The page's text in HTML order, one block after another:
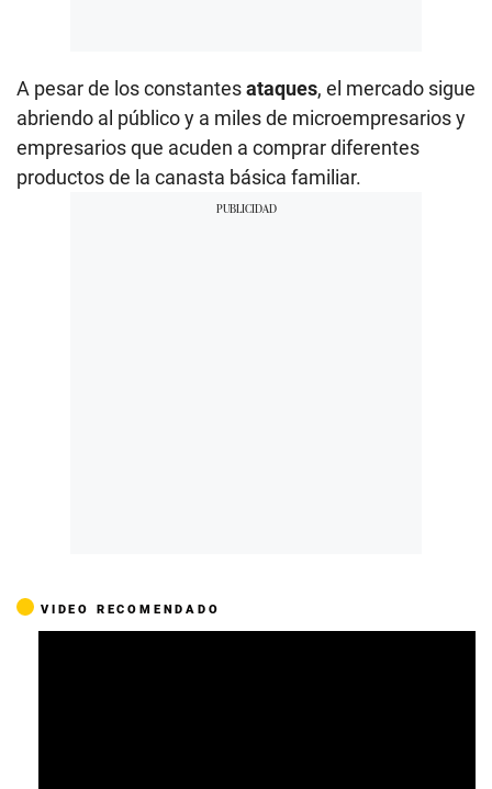
A pesar de los constantesataques, el mercado sigue
abriendo al público y a miles de microempresarios y
empresarios que acuden a comprar diferentes
productos de la canasta básica familiar.
VIDEO RECOMENDADO